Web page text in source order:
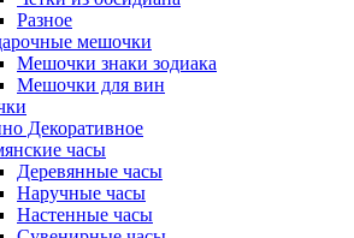
Разное
мешочки
Мешочки знаки зодиака
Мешочки для вин
Декоративное
часы
Деревянные часы
Наручные часы
Настенные часы